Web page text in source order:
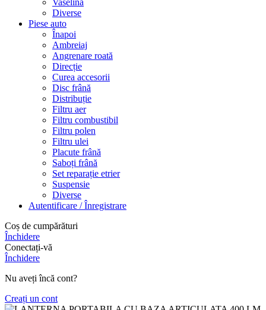
Vaselină
Diverse
Piese auto
Înapoi
Ambreiaj
Angrenare roată
Direcție
Curea accesorii
Disc frână
Distribuție
Filtru aer
Filtru combustibil
Filtru polen
Filtru ulei
Placute frână
Saboți frână
Set reparație etrier
Suspensie
Diverse
Autentificare / Înregistrare
Coș de cumpărături
Închidere
Conectați-vă
Închidere
Nu aveți încă cont?
Creați un cont